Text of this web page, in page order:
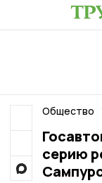
Общество
серию